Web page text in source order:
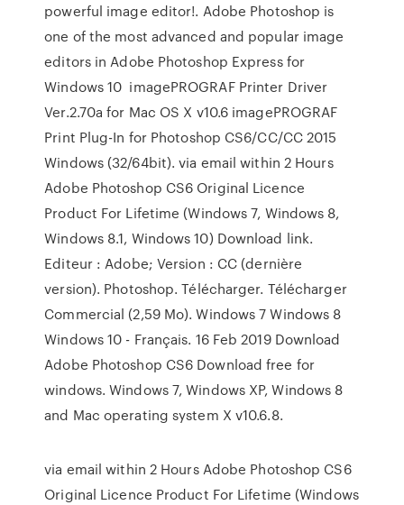
powerful image editor!. Adobe Photoshop is
one of the most advanced and popular image
editors in Adobe Photoshop Express for
Windows 10 imagePROGRAF Printer Driver
Ver.2.70a for Mac OS X v10.6 imagePROGRAF
Print Plug-In for Photoshop CS6/CC/CC 2015
Windows (32/64bit). via email within 2 Hours
Adobe Photoshop CS6 Original Licence
Product For Lifetime (Windows 7, Windows 8,
Windows 8.1, Windows 10) Download link.
Editeur : Adobe; Version : CC (dernière
version). Photoshop. Télécharger. Télécharger
Commercial (2,59 Mo). Windows 7 Windows 8
Windows 10 - Français. 16 Feb 2019 Download
Adobe Photoshop CS6 Download free for
windows. Windows 7, Windows XP, Windows 8
and Mac operating system X v10.6.8.
via email within 2 Hours Adobe Photoshop CS6
Original Licence Product For Lifetime (Windows